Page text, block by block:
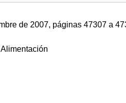
de 2007, páginas 47307 a